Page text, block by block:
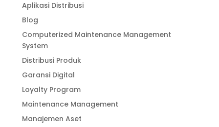
Aplikasi Distribusi
Blog
Computerized Maintenance Management
System
Distribusi Produk
Garansi Digital
Loyalty Program
Maintenance Management
Manajemen Aset